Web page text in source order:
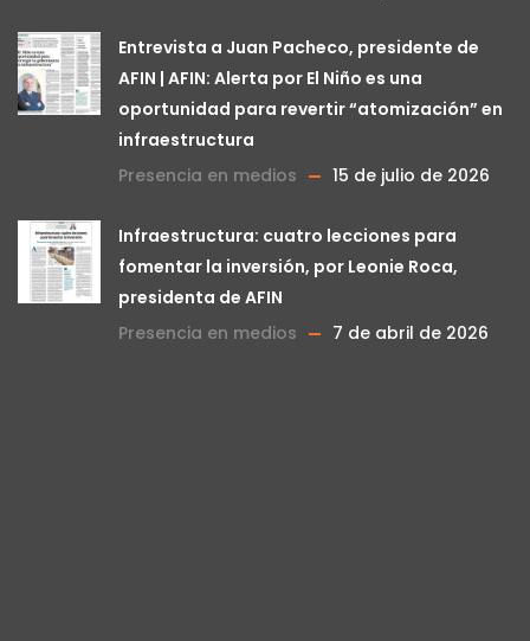
Entrevista a Juan Pacheco, presidente de
AFIN | AFIN: Alerta por El Niño es una
oportunidad para revertir “atomización” en
infraestructura
Presencia en medios
15 de julio de 2026
Infraestructura: cuatro lecciones para
fomentar la inversión, por Leonie Roca,
presidenta de AFIN
Presencia en medios
7 de abril de 2026